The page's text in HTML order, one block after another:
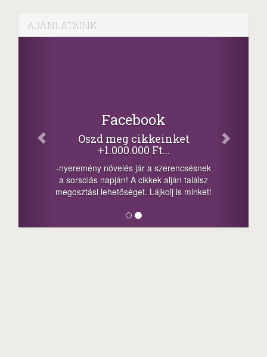
AJÁNLATAINK
Facebook
Oszd meg cikkeinket
+1.000.000 Ft...
-nyeremény növelés jár a szerencsésnek
a sorsolás napján! A cikkek alján találsz
megosztási lehetőséget. Lájkolj is minket!